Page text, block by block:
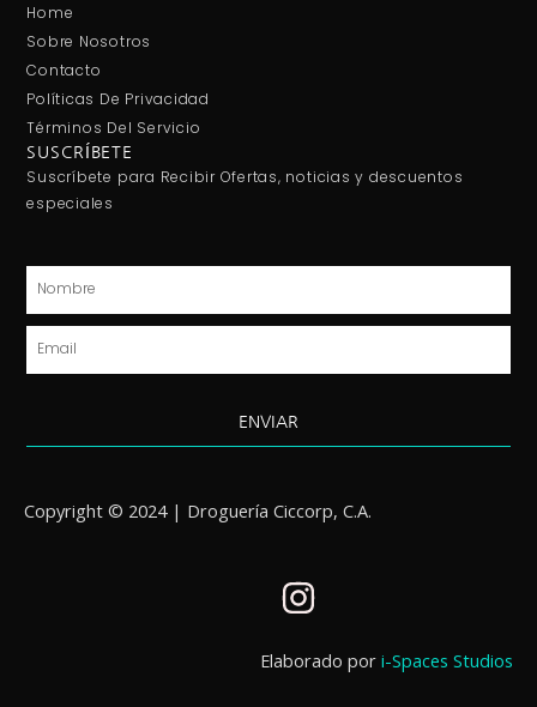
Home
Sobre Nosotros
Contacto
Políticas De Privacidad
Términos Del Servicio
SUSCRÍBETE
Suscríbete para Recibir Ofertas, noticias y descuentos
especiales
Nombre
Email
ENVIAR
Copyright © 2024 | Droguería Ciccorp, C.A.
I
s
Elaborado por i-Spaces Studios